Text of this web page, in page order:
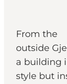
From the
outside
a building
style but